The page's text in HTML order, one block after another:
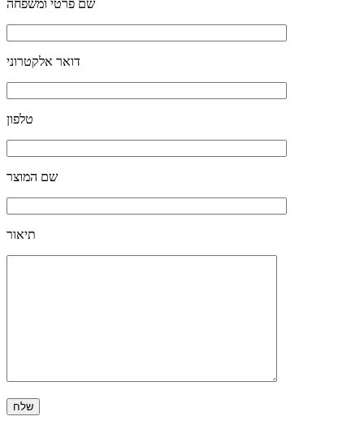
שם פרטי ומשפחה
דואר אלקטרוני
טלפון
שם המוצר
תיאור